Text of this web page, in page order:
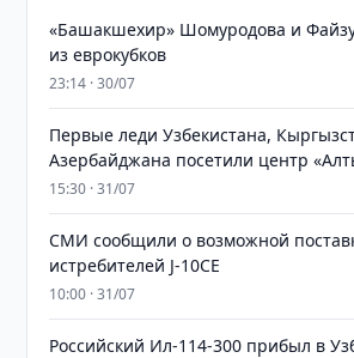
«Башакшехир» Шомуродова и
из еврокубков
23:14 · 30/07
Первые леди Узбекистана,
Азербайджана посетили центр
15:30 · 31/07
СМИ сообщили о возможной
истребителей J-10CE
10:00 · 31/07
Российский Ил-114-300 прибыл в